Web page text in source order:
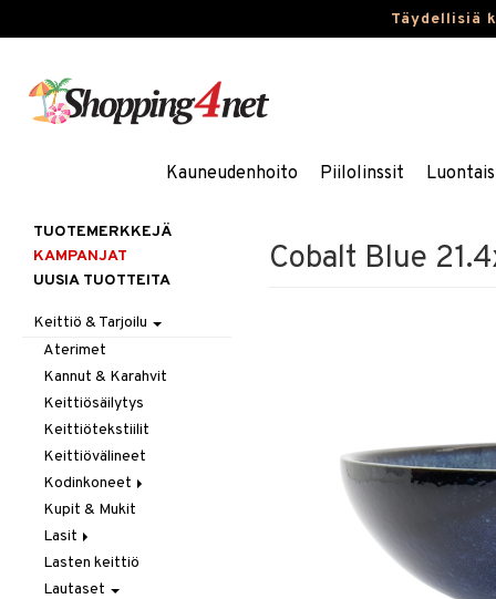
Täydellisiä
Kauneudenhoito Piilolinssit
Cobalt Blue
TUOTEMERKKEJÄ
KAMPANJAT
UUSIA TUOTTEITA
Keittiö & Tarjoilu
Aterimet
Kannut & Karahvit
Keittiösäilytys
Keittiötekstiilit
Keittiövälineet
Kodinkoneet
Kahvi, Tee & Espresso
Leivänpaahtimet
Mixerit &
Sähkövatkaimet
Kupit & Mukit
Lasit
Juoma- & Cocktailasit
Juomalasit
Lasten keittiö
Lautaset